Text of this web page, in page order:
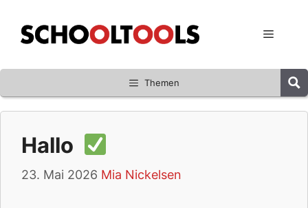
Inhalt
springen
Menü
Themen
Hallo
23. Mai 2026 Mia Nickelsen